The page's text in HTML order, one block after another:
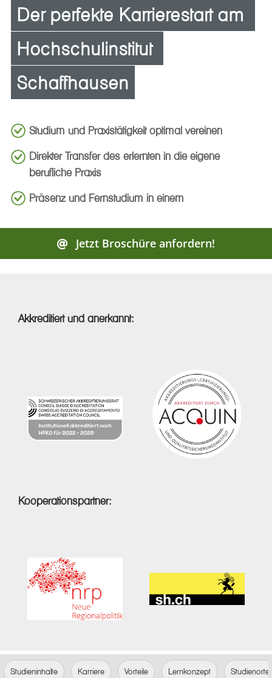
Der perfekte Karrierestart am
Hochschulinstitut
Schaffhausen
Studium und Praxistätigkeit optimal vereinen
Direkter Transfer des erlernten in die eigene
berufliche Praxis
Präsenz und Fernstudium in einem
Jetzt Broschüre anfordern!
Akkreditiert und anerkannt:
Kooperationspartner:
Studieninhalte Karriere Vorteile Lernkonzept Studienorte